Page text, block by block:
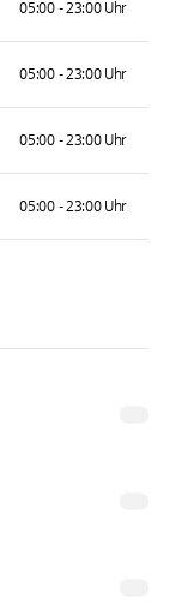
05:00 - 23:00 Uhr
05:00 - 23:00 Uhr
05:00 - 23:00 Uhr
05:00 - 23:00 Uhr